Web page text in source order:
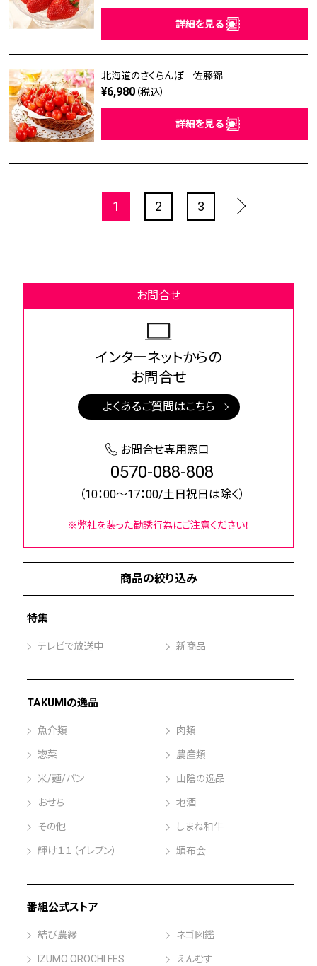
商品の絞り込み
特集
テレビで放送中 新商品
TAKUMIの逸品
魚介類 肉類
惣菜 農産類
米/麺/パン 山陰の逸品
おせち 地酒
その他 しまね和牛
輝け１１（イレブン） 頒布会
番組公式ストア
結び農縁 ネゴ図鑑
IZUMO OROCHI FES えんむす
詳細を見る
北海道のさくらんぼ 佐藤錦
¥6,980 （税込）
詳細を見る
1 2 3
お問合せ
インターネットからの
お問合せ
よくあるご質問はこちら
お問合せ専用窓口
0570-088-808
（10：00～17：00/土日祝日は除く）
※弊社を装った勧誘行為にご注意ください！